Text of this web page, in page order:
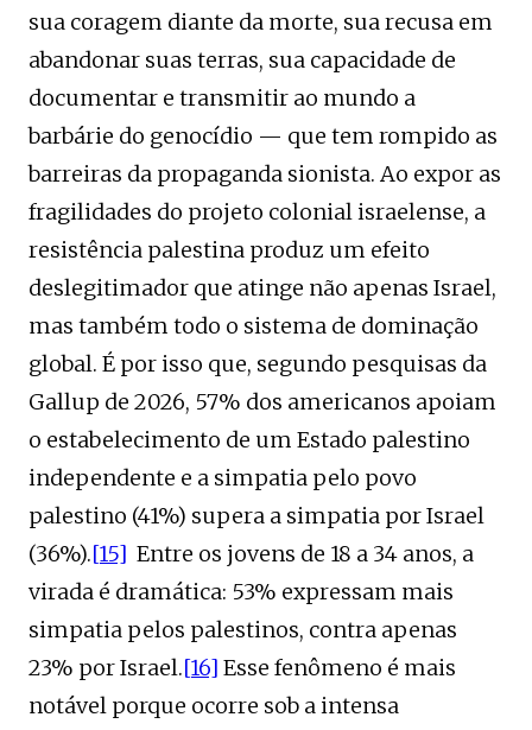
sua coragem diante da morte, sua recusa em
abandonar suas terras, sua capacidade de
documentar e transmitir ao mundo a
barbárie do genocídio — que tem rompido as
barreiras da propaganda sionista. Ao expor as
fragilidades do projeto colonial israelense, a
resistência palestina produz um efeito
deslegitimador que atinge não apenas Israel,
mas também todo o sistema de dominação
global. É por isso que, segundo pesquisas da
Gallup de 2026, 57% dos americanos apoiam
o estabelecimento de um Estado palestino
independente e a simpatia pelo povo
palestino (41%) supera a simpatia por Israel
(36%).[15] Entre os jovens de 18 a 34 anos, a
virada é dramática: 53% expressam mais
simpatia pelos palestinos, contra apenas
23% por Israel.[16] Esse fenômeno é mais
notável porque ocorre sob a intensa